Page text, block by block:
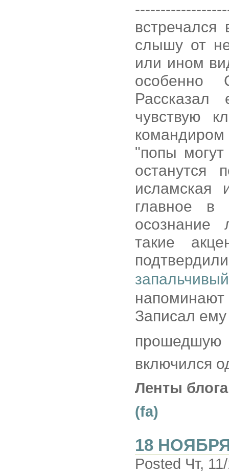
слышу от
или ином
особенно
чувствую
"попы могут
останутся
главное
осознание
такие
Записал
прошедшую
включился
Ленты
(fa)
18
Posted Чт,